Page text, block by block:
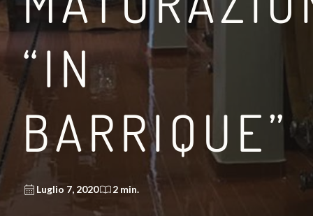
“IN
BARRIQUE”
Luglio 7, 2020 2 min.